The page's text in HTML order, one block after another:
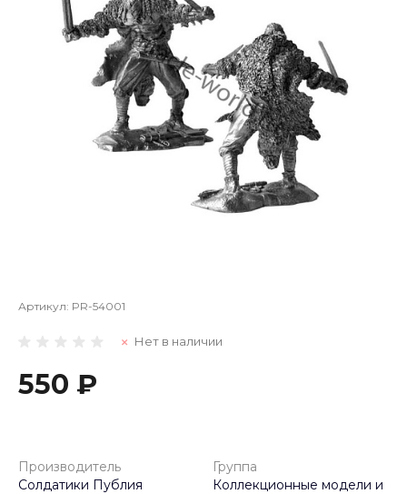
Артикул: PR-54001
Нет в наличии
550 ₽
Производитель
Солдатики Публия
Группа
Коллекционные модели и